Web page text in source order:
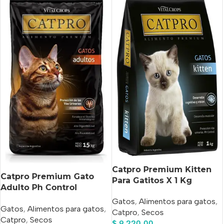
Catpro Premium Gato
Adulto Ph Control
Gatos, Alimentos para gatos,
Catpro, Secos
Catpro Premium Kitten
Para Gatitos X 1 Kg
Gatos, Alimentos para gatos,
Catpro, Secos